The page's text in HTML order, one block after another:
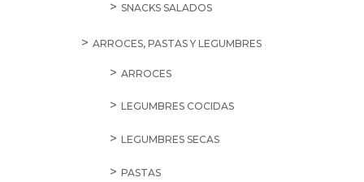
SNACKS SALADOS
ARROCES, PASTAS Y LEGUMBRES
ARROCES
LEGUMBRES COCIDAS
LEGUMBRES SECAS
PASTAS